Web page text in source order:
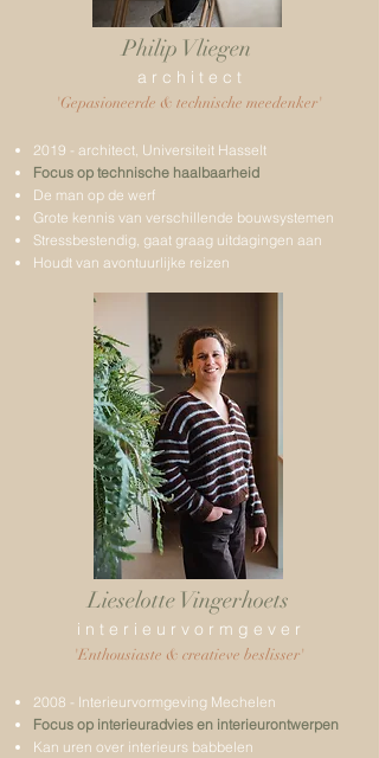
Philip Vliegen
a r c h i t e c t
'Gepasioneerde & technische meedenker'
2019 - architect, Universiteit Hasselt
Focus op technische haalbaarheid
De man op de werf
Grote kennis van verschillende bouwsystemen
Stressbestendig, gaat graag uitdagingen aan
Houdt van avontuurlijke reizen
Lieselotte Vingerhoets
i n t e r i e u r v o r m g e v e r
'Enthousiaste & creatieve beslisser'
2008 - Interieurvormgeving Mechelen
Focus op interieuradvies en interieurontwerpen
Kan uren over interieurs babbelen